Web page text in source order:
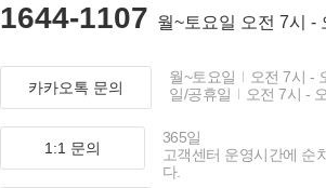
1644-1107 월~토요일 오전 7시 -
카카오톡 문의
월~토요일
오전 7시 -
일/공휴일
오전 7시 -
1:1 문의
365일
고객센터 운영시간에 순
다.